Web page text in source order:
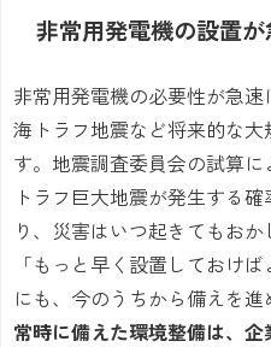
非常用発電機の設置
非常用発電機の必要性が急
海トラフ地震など将来的な
す。地震調査委員会の試算
トラフ巨大地震が発生する
り、災害はいつ起きてもおか
「もっと早く設置しておけ
にも、今のうちから備えを進
常時に備えた環境整備は、